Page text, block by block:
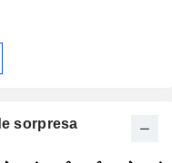
sorpresa